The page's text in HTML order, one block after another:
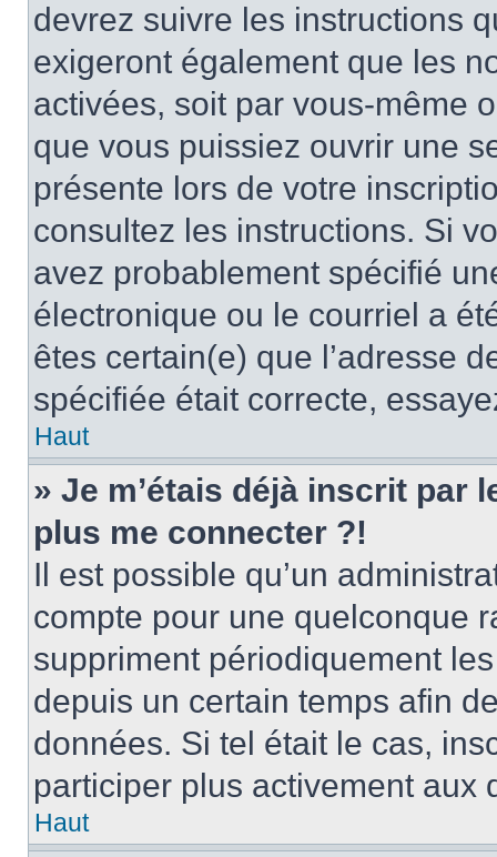
devrez suivre les instructions
exigeront également que les
activées, soit par vous-même
que vous puissiez ouvrir une
présente lors de votre
consultez les instructions. Si
avez probablement spécifié
électronique ou le courriel a
êtes certain(e) que l’adresse
spécifiée était correcte,
Haut
» Je m’étais déjà inscrit par
plus me connecter ?!
Il est possible qu’un
compte pour une quelconque
suppriment périodiquement
depuis un certain temps afin
données. Si tel était le cas,
participer plus activement aux
Haut